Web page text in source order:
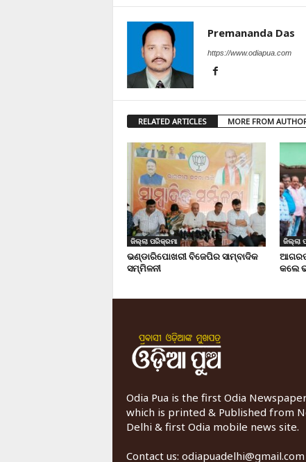
Premananda Das
https://www.odiapua.com
RELATED ARTICLES MORE FROM
ଜିଲ୍ଲା ପରିକ୍ରମା
ଭଣ୍ଡାରିପୋଖରୀ ବିଜେପିର ସାମ୍ବାଦିକ
ସମ୍ମିଳନୀ
ଜିଲ୍ଲା
କଲେ
Odia Pua is the first Odia
which is printed & Published from
Delhi & first Odia mobile news site.
Contact us: odiapuadelhi@gmail.com